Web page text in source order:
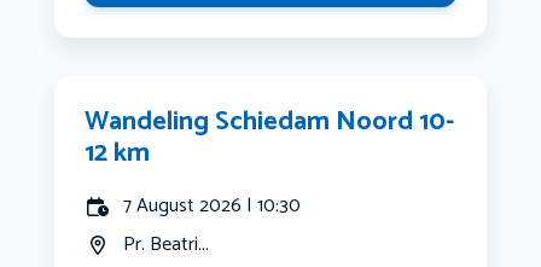
Wandeling Schiedam Noord 10-
12 km
7 August 2026 | 10:30
Pr. Beatri...